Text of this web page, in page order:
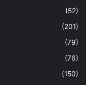
(52)
(201)
(79)
(76)
(150)